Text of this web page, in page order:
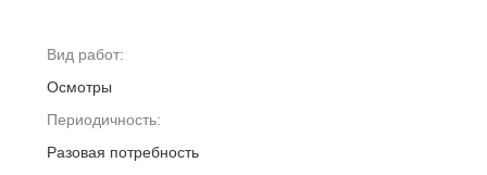
Вид работ:
Осмотры
Периодичность:
Разовая потребность